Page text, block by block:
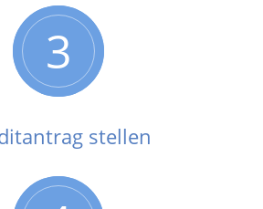
3
stellen